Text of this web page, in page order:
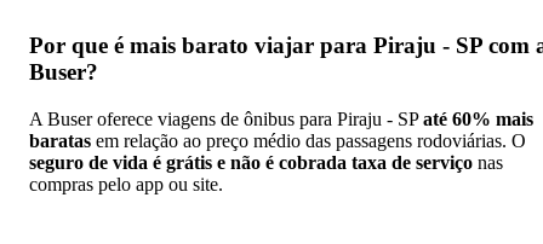
Por que é mais barato viajar para Piraju - SP com
Buser?
A Buser oferece viagens de ônibus para Piraju - SPaté 60% mais
baratas em relação ao preço médio das passagens rodoviárias. O
seguro de vida é grátis e não é cobrada taxa de serviço nas
compras pelo app ou site.